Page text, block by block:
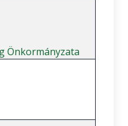
Önkormányzata